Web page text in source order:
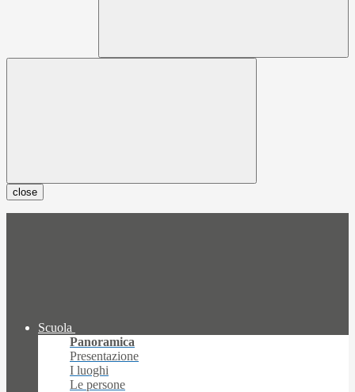
close
Scuola
Panoramica
Presentazione
I luoghi
Le persone